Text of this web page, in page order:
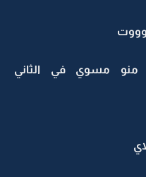
منو مسوي في الثاني